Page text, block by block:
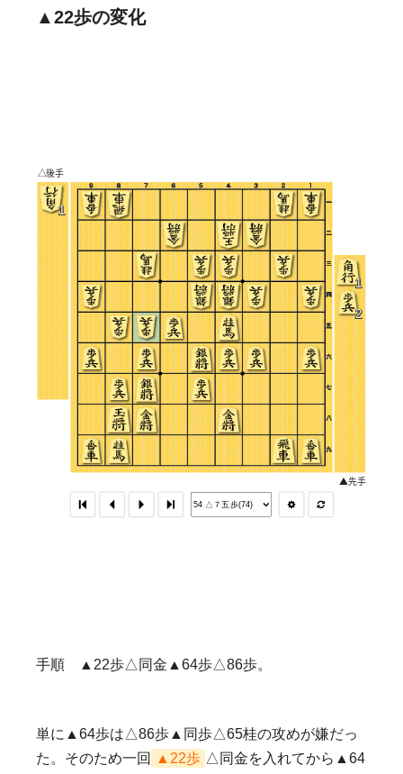
▲22歩の変化
手順 ▲22歩△同金▲64歩△86歩。
単に▲64歩は△86歩▲同歩△65桂の攻めが嫌だっ
た。そのため一回
▲22歩 △同金を入れてから▲64